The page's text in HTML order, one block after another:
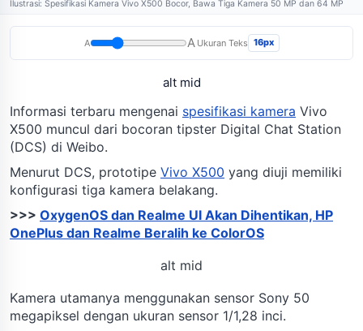
Ilustrasi: Spesifikasi Kamera Vivo X500 Bocor, Bawa Tiga Kamera 50 MP dan 64 MP
A A Ukuran Teks 16px
alt mid
Informasi terbaru mengenai spesifikasi kamera Vivo
X500 muncul dari bocoran tipster Digital Chat Station
(DCS) di Weibo.
Menurut DCS, prototipe Vivo X500 yang diuji memiliki
konfigurasi tiga kamera belakang.
>>> OxygenOS dan Realme UI Akan Dihentikan, HP
OnePlus dan Realme Beralih ke ColorOS
alt mid
Kamera utamanya menggunakan sensor Sony 50
megapiksel dengan ukuran sensor 1/1,28 inci.